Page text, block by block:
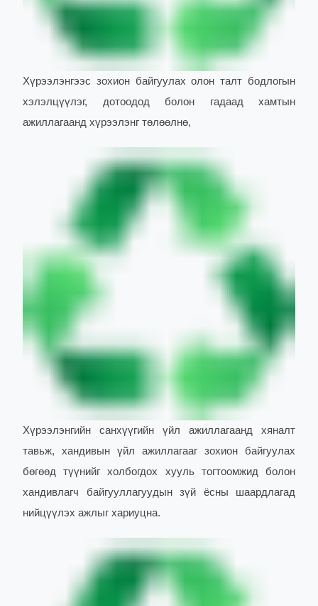
Хүрээлэнгээс зохион байгуулах олон талт бодлогын
хэлэлцүүлэг, дотоодод болон гадаад хамтын
ажиллагаанд хүрээлэнг төлөөлнө,
Хүрээлэнгийн санхүүгийн үйл ажиллагаанд хяналт
тавьж, хандивын үйл ажиллагааг зохион байгуулах
бөгөөд түүнийг холбогдох хууль тогтоомжид болон
хандивлагч байгууллагуудын зүй ёсны шаардлагад
нийцүүлэх ажлыг хариуцна.